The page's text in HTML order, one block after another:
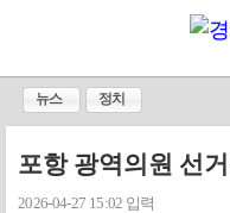
뉴스 정치
포항 광역의원 선
2026-04-27 15:02 입력